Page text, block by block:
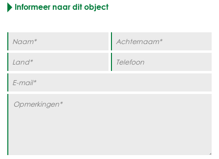
Informeer naar dit object